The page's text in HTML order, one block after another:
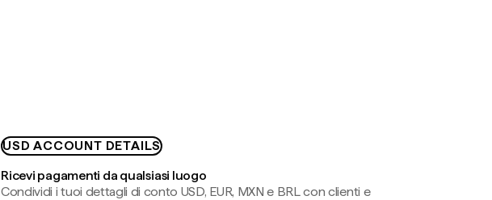
USD ACCOUNT DETAILS
Ricevi pagamenti da qualsiasi luogo
Condividi i tuoi dettagli di conto USD, EUR, MXN e BRL con clienti e